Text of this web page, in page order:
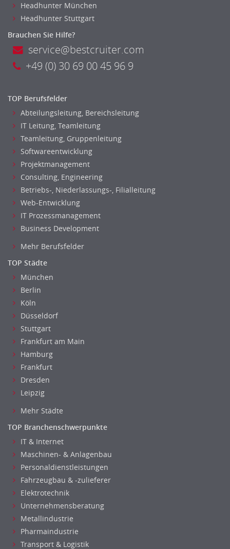
Headhunter München
Headhunter Stuttgart
Brauchen Sie Hilfe?
service@bestcruiter.com
+49 (0) 30 69 00 45 96 9
TOP Berufsfelder
Abteilungsleitung, Bereichsleitung
IT Leitung, Teamleitung
Teamleitung, Gruppenleitung
Softwareentwicklung
Projektmanagement
Consulting, Engineering
Betriebs-, Niederlassungs-, Filialleitung
Web-Entwicklung
IT Prozessmanagement
Business Development
Mehr Berufsfelder
TOP Städte
München
Berlin
Köln
Düsseldorf
Stuttgart
Frankfurt am Main
Hamburg
Frankfurt
Dresden
Leipzig
Mehr Städte
TOP Branchenschwerpunkte
IT & Internet
Maschinen- & Anlagenbau
Personaldienstleistungen
Fahrzeugbau & -zulieferer
Elektrotechnik
Unternehmensberatung
Metallindustrie
Pharmaindustrie
Transport & Logistik